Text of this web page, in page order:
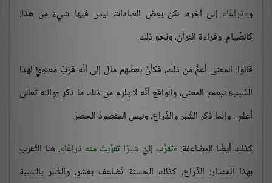
و ذِراعًا
إلى آخره، لكن بعض العبادات ليس فيها شيءٌ من هذا:
كالصِّيام، وقراءة القرآن، ونحو ذلك.
قالوا: المعنى أعمُّ من ذلك، فكأنَّ بعضَهم مال إلى أنَّه قربٌ معنويٌّ لهذا
السَّبب؛ ليعمم المعنى، والواقع أنَّه لا يلزم من ذلك ما ذكر -والله تعالى
أعلم-، وإنما ذكر الشِّبْر والذِّراع، وليس المقصودُ الحصرَ.
كذلك أيضًا المضاعفة: تقرَّب إليَّ شبرًا تقرَّبتُ منه ذراعًا ، هنا التَّقرب
بهذا المقدار: الذِّراع، كذلك الحسنة تُضاعف بعشرٍ، والشِّبر بالنسبة